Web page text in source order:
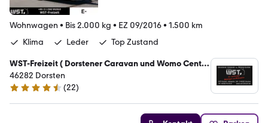
Wohnwagen • Bis 2.000 kg • EZ 09/2016• 1.500 km
Klima
Leder Top Zustand
WST-Freizeit ( Dorstener Caravan und Womo Center
)
46282 Dorsten
4.7 Sterne
(22)